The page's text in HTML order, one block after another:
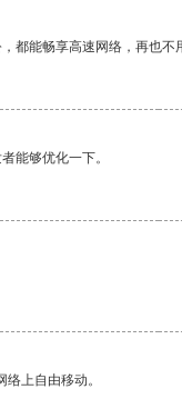
能畅享高速网络，再也
能够优化一下。
上自由移动。